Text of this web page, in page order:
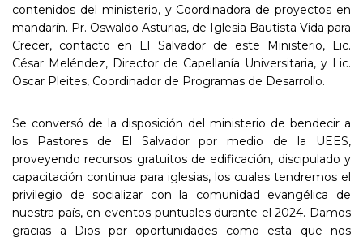
contenidos del ministerio, y Coordinadora de proyectos en
mandarín. Pr. Oswaldo Asturias, de Iglesia Bautista Vida para
Crecer, contacto en El Salvador de este Ministerio, Lic.
César Meléndez, Director de Capellanía Universitaria, y Lic.
Oscar Pleites, Coordinador de Programas de Desarrollo.
Se conversó de la disposición del ministerio de bendecir a
los Pastores de El Salvador por medio de la UEES,
proveyendo recursos gratuitos de edificación, discipulado y
capacitación continua para iglesias, los cuales tendremos el
privilegio de socializar con la comunidad evangélica de
nuestra país, en eventos puntuales durante el 2024. Damos
gracias a Dios por oportunidades como esta que nos